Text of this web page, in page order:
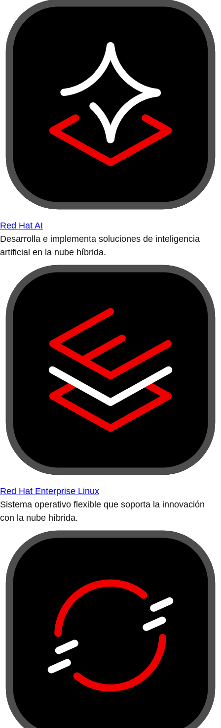
Red Hat AI
Desarrolla e implementa soluciones de inteligencia
artificial en la nube híbrida.
Red Hat Enterprise Linux
Sistema operativo flexible que soporta la innovación
con la nube híbrida.